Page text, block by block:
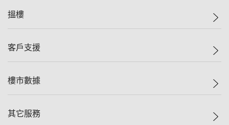
美聯集團
人才招募
搵樓
一手新盤
減價
美聯豪宅
客戶支援
自助放盤
查詢熱線
樓市數據
樓價指數
其它服務